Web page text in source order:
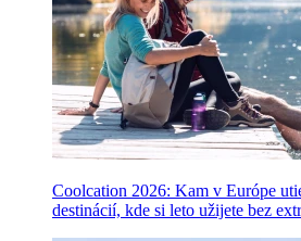
Coolcation 2026: Kam v Európe
destinácií, kde si leto užijete bez